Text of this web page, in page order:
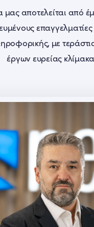
αποτελείται από
με
έργων ευρείας